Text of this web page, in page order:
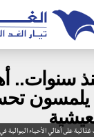
سنوات..
يلمسون
على أهالي الأحياء الموالية في